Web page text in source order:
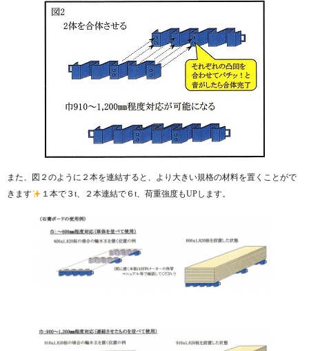
また、図２のように２本を連結すると、より大きい規格の材料を置くことがで
きます
１本で３t、２本連結で６t、荷重強度もUPします。